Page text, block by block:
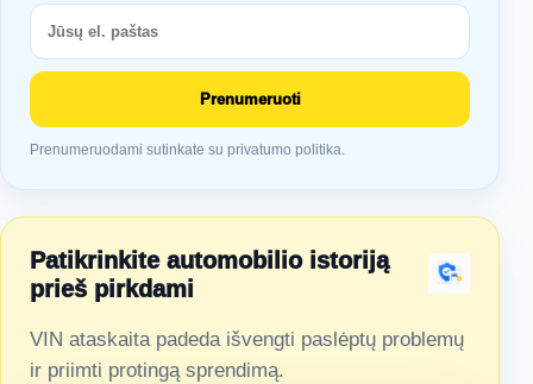
Prenumeruoti
Prenumeruodami sutinkate su privatumo politika.
Patikrinkite automobilio istoriją
prieš pirkdami
VIN ataskaita padeda išvengti paslėptų problemų
ir priimti protingą sprendimą.